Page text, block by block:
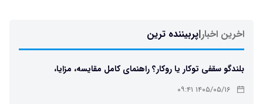
اخرین اخبار|پربیننده ترین
بلندگو سقفی توکار یا روکار؟ راهنمای کامل مقایسه، مزایا،
معایب و انتخاب بهترین مدل
۱۴۰۵/۰۵/۱۶ ۰۹:۴۱